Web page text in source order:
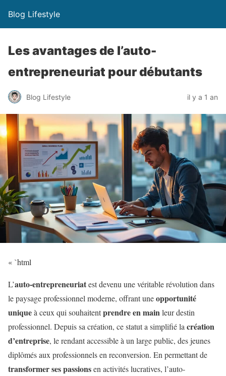
Blog Lifestyle
Les avantages de l’auto-
entrepreneuriat pour débutants
Blog Lifestyle il y a 1 an
« `html
L’auto-entrepreneuriatest devenu une véritable révolution dans
le paysage professionnel moderne, offrant uneopportunité
uniqueà ceux qui souhaitentprendre en mainleur destin
professionnel. Depuis sa création, ce statut a simplifié la création
d’entreprise, le rendant accessible à un large public, des jeunes
diplômés aux professionnels en reconversion. En permettant de
transformer ses passionsen activités lucratives, l’auto-